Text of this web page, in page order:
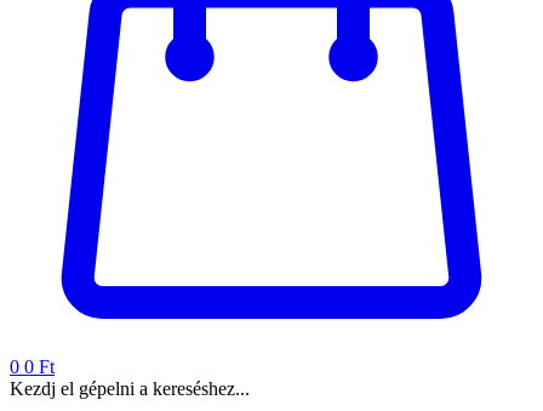
0 0 Ft
Kezdj el gépelni a kereséshez...